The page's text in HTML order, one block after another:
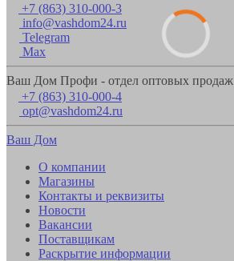
+7 (863) 310-000-3
info@vashdom24.ru
Telegram
Max
Ваш Дом Профи - отдел оптовых продаж
+7 (863) 310-000-4
opt@vashdom24.ru
Ваш Дом
О компании
Магазины
Контакты и реквизиты
Новости
Вакансии
Поставщикам
Раскрытие информации